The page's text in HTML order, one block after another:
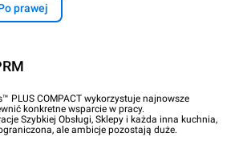
prawej
PLUS COMPACT wykorzystuje najnowsze
konkretne wsparcie w pracy.
Szybkiej Obsługi, Sklepy i każda inna kuchnia,
ale ambicje pozostają duże.